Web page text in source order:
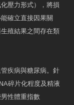
壓力形式），將損
確立直接因果關
殖結果之間存在類
疾病與糖尿病。針
碎片化程度及精液
性體重指數